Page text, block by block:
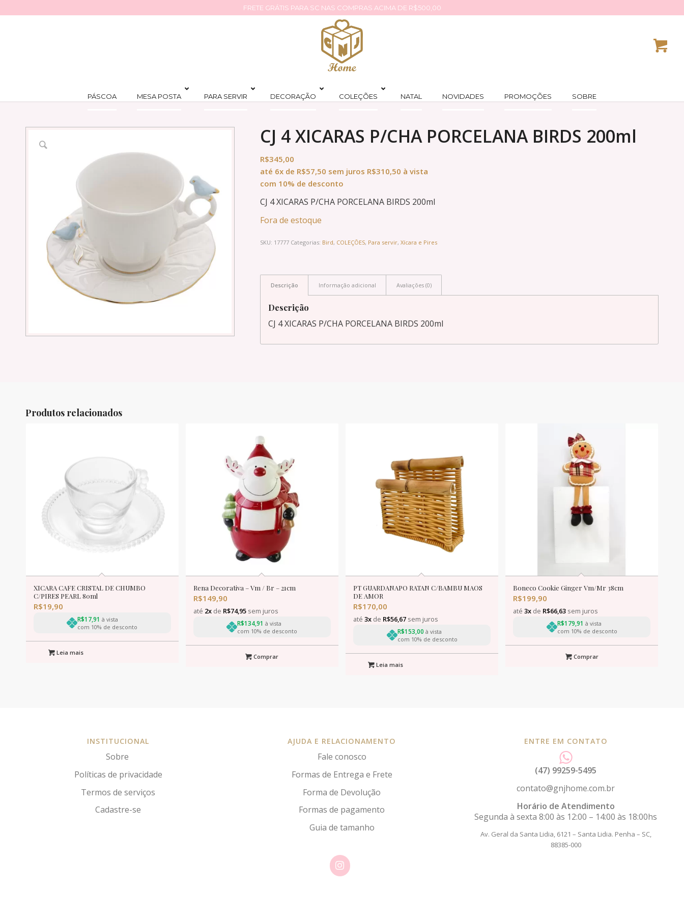
FRETE GRÁTIS PARA SC NAS COMPRAS ACIMA DE R$500,00
PÁSCOA MESA POSTA PARA SERVIR DECORAÇÃO COLEÇÕES NATAL NOVIDADES PROMOÇÕES SOBRE
CJ 4 XICARAS P/CHA PORCELANA BIRDS 200ml
R$345,00
até 6xde R$57,50 sem juros R$310,50 à vista
com 10% de desconto
CJ 4 XICARAS P/CHA PORCELANA BIRDS 200ml
Fora de estoque
SKU: 17777 Categorias: Bird, COLEÇÕES, Para servir, Xícara e Pires
Descrição Informação adicional Avaliações (0)
Descrição
CJ 4 XICARAS P/CHA PORCELANA BIRDS 200ml
Produtos relacionados
XICARA CAFE CRISTAL DE CHUMBO
C/PIRES PEARL 80ml
R$19,90
R$17,91 à vista
com 10% de desconto
Leia mais
Rena Decorativa – Vm / Br – 21cm
R$149,90
até 2x de R$74,95 sem juros
R$134,91 à vista
com 10% de desconto
Comprar
PT GUARDANAPO RATAN C/BAMBU MAOS
DE AMOR
R$170,00
até3x de R$56,67 sem juros
R$153,00 à vista
com 10% de desconto
Leia mais
Boneco Cookie Ginger Vm/Mr 38cm
R$199,90
até3x de R$66,63 sem juros
R$179,91 à vista
com 10% de desconto
Comprar
INSTITUCIONAL
Sobre
Políticas de privacidade
Termos de serviços
Cadastre-se
AJUDA E RELACIONAMENTO
Fale conosco
Formas de Entrega e Frete
Forma de Devolução
Formas de pagamento
Guia de tamanho
ENTRE EM CONTATO
(47) 99259-5495
contato@gnjhome.com.br
Horário de Atendimento
Segunda à sexta 8:00 às 12:00 – 14:00 às 18:00hs
Av. Geral da Santa Lidia, 6121 – Santa Lidia. Penha – SC,
88385-000